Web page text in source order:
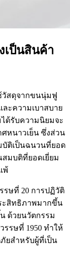
เป็นสินค้า
วัสดุจากขนนุ่มฟู
ะความเบาสบาย
ด้รับความนิยมจะ
หนาวเย็น ซึ่งส่วน
ติเป็นฉนวนที่ยอด
มบติที่ยอดเยี่ยม
พ้
รษที่ 20 การปฏิวัติ
ะสิทธิภาพมากขึ้น
ด้วยนวัตกรรม
รษที่ 1950 ทำให้
ยสำหรับผู้ที่เป็น